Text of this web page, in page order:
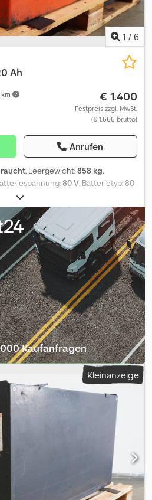
1 / 6
Ah
€ 1.400
Festpreis zzgl. MwSt.
(€ 1.666 brutto)
Anrufen
, Leergewicht:858 kg,
80 V, Batterietyp: 80
auf Batterie, DIN A Batterietrog,
mm, Fahrzeugstecker: MRC 160A,
GNB Antriebsbatterie im
inkl. Kabel und Stecker MRC
Kaufanfragen
Kleinanzeige